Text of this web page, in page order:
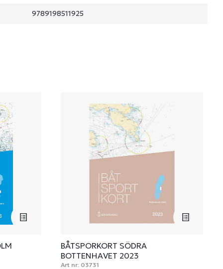
9789198511925
BÅTSPORKORT SÖDRA
BOTTENHAVET 2023
Art nr: 03731